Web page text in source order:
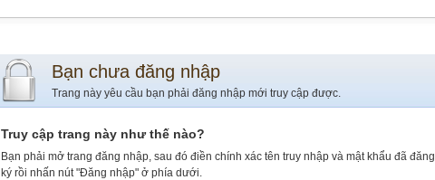
Bạn chưa đăng nhập
Trang này yêu cầu bạn phải đăng nhập mới truy cập được.
Truy cập trang này như thế nào?
Bạn phải mở trang đăng nhập, sau đó điền chính xác tên truy nhập và mật khẩu đã đăng
ký rồi nhấn nút "Đăng nhập" ở phía dưới.